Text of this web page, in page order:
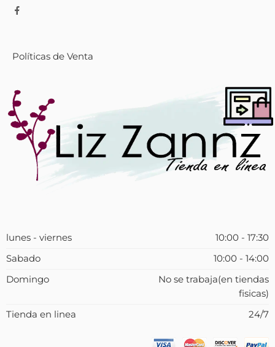
Políticas de Venta
lunes - viernes
10:00 - 17:30
Sabado
10:00 - 14:00
Domingo
No se trabaja(en tiendas
fisicas)
Tienda en linea
24/7